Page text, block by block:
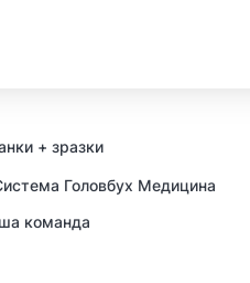
+ зразки
Головбух Медицина
команда